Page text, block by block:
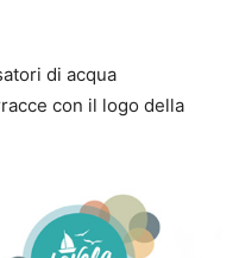
di acqua
con il logo della